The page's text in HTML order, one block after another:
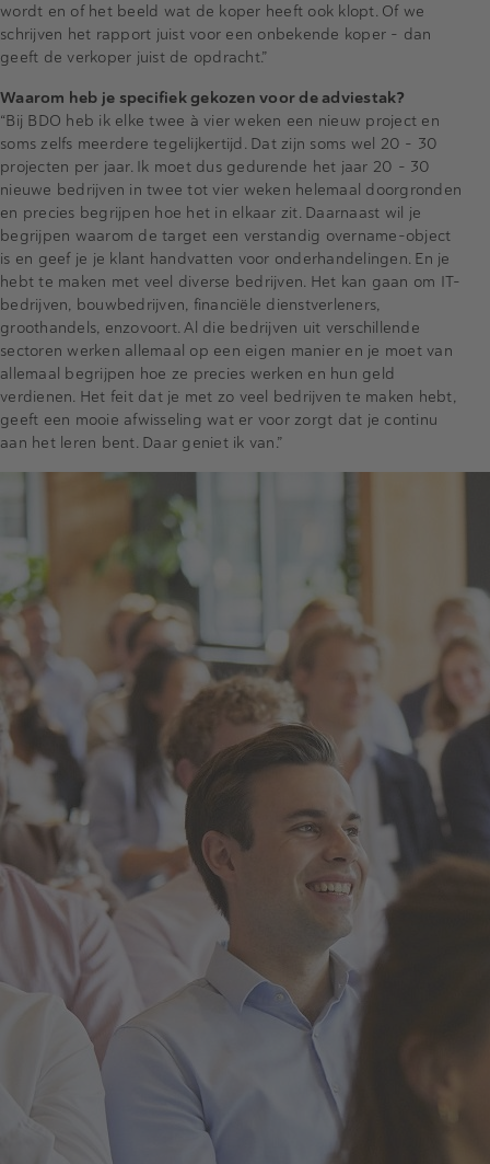
wordt en of het beeld wat de koper heeft ook klopt. Of we
schrijven het rapport juist voor een onbekende koper – dan
geeft de verkoper juist de opdracht.”
Waarom heb je specifiek gekozen voor de adviestak?
“Bij BDO heb ik elke twee à vier weken een nieuw project en
soms zelfs meerdere tegelijkertijd. Dat zijn soms wel 20 - 30
projecten per jaar. Ik moet dus gedurende het jaar 20 - 30
nieuwe bedrijven in twee tot vier weken helemaal doorgronden
en precies begrijpen hoe het in elkaar zit. Daarnaast wil je
begrijpen waarom de target een verstandig overname-object
is en geef je je klant handvatten voor onderhandelingen. En je
hebt te maken met veel diverse bedrijven. Het kan gaan om IT-
bedrijven, bouwbedrijven, financiële dienstverleners,
groothandels, enzovoort. Al die bedrijven uit verschillende
sectoren werken allemaal op een eigen manier en je moet van
allemaal begrijpen hoe ze precies werken en hun geld
verdienen. Het feit dat je met zo veel bedrijven te maken hebt,
geeft een mooie afwisseling wat er voor zorgt dat je continu
aan het leren bent. Daar geniet ik van.”